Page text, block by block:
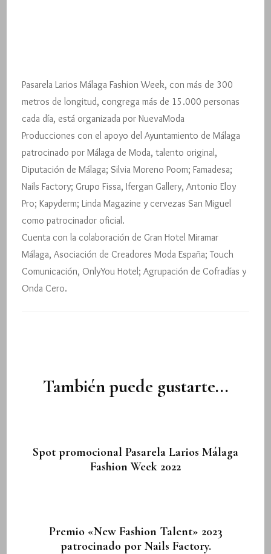
corazón
de
Pasarela Larios Málaga Fashion Week, con más de 300
metros de longitud, congrega más de 15.000 personas
cada día, está organizada por NuevaModa
Producciones con el apoyo del Ayuntamiento de Málaga
patrocinado por Málaga de Moda, talento original,
Diputación de Málaga; Silvia Moreno Poom; Famadesa;
Nails Factory; Grupo Fissa, Ifergan Gallery, Antonio Eloy
Pro; Kapyderm; Linda Magazine y cervezas San Miguel
como patrocinador oficial.
Cuenta con la colaboración de Gran Hotel Miramar
Málaga, Asociación de Creadores Moda España; Touch
Comunicación, OnlyYou Hotel; Agrupación de Cofradías y
Onda Cero.
entradas
También puede gustarte...
Spot promocional Pasarela Larios Málaga
Fashion Week 2022
Premio «New Fashion Talent» 2023
patrocinado por Nails Factory.